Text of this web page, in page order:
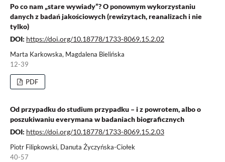
Po co nam „stare wywiady”? O ponownym wykorzystaniu
danych z badań jakościowych (rewizytach, reanalizach i nie
tylko)
DOI: https://doi.org/10.18778/1733-8069.15.2.02
Marta Karkowska, Magdalena Bielińska
12-39
PDF
Od przypadku do studium przypadku – i z powrotem, albo o
poszukiwaniu everymana w badaniach biograficznych
DOI: https://doi.org/10.18778/1733-8069.15.2.03
Piotr Filipkowski, Danuta Życzyńska-Ciołek
40-57